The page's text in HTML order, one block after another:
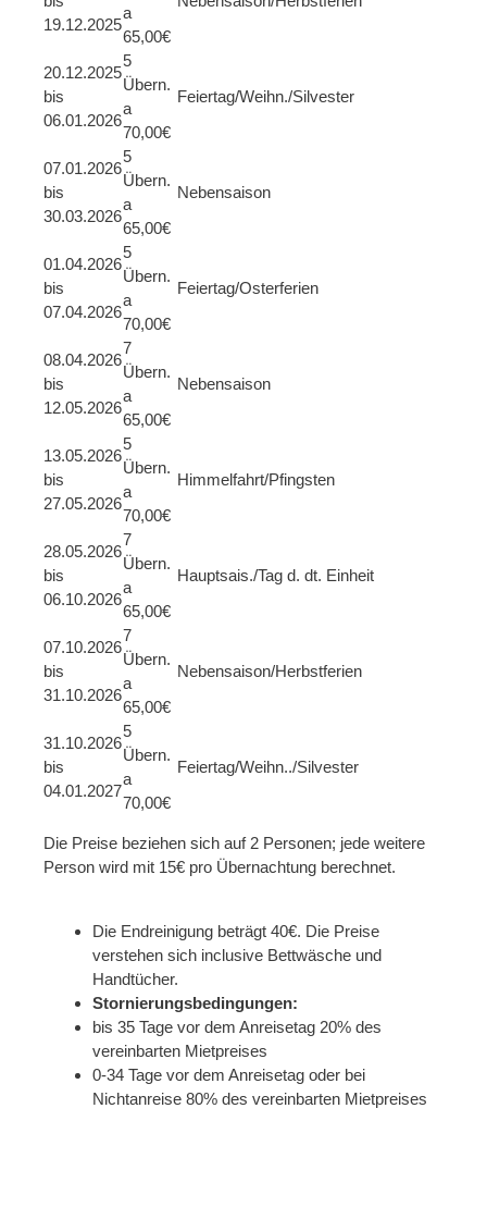
19.12.2025
a
65,00€
20.12.2025
bis
06.01.2026
5
Übern.
a
70,00€
Feiertag/Weihn./Silvester
07.01.2026
bis
30.03.2026
5
Übern.
a
65,00€
Nebensaison
01.04.2026
bis
07.04.2026
5
Übern.
a
70,00€
Feiertag/Osterferien
08.04.2026
bis
12.05.2026
7
Übern.
a
65,00€
Nebensaison
13.05.2026
bis
27.05.2026
5
Übern.
a
70,00€
Himmelfahrt/Pfingsten
28.05.2026
bis
06.10.2026
7
Übern.
a
65,00€
Hauptsais./Tag d. dt. Einheit
07.10.2026
bis
31.10.2026
7
Übern.
a
65,00€
Nebensaison/Herbstferien
31.10.2026
bis
04.01.2027
5
Übern.
a
70,00€
Feiertag/Weihn../Silvester
Die Preise beziehen sich auf 2 Personen; jede weitere
Person wird mit 15€ pro Übernachtung berechnet.
Die Endreinigung beträgt 40€. Die Preise
verstehen sich inclusive Bettwäsche und
Handtücher.
Stornierungsbedingungen:
bis 35 Tage vor dem Anreisetag 20% des
vereinbarten Mietpreises
0-34 Tage vor dem Anreisetag oder bei
Nichtanreise 80% des vereinbarten Mietpreises